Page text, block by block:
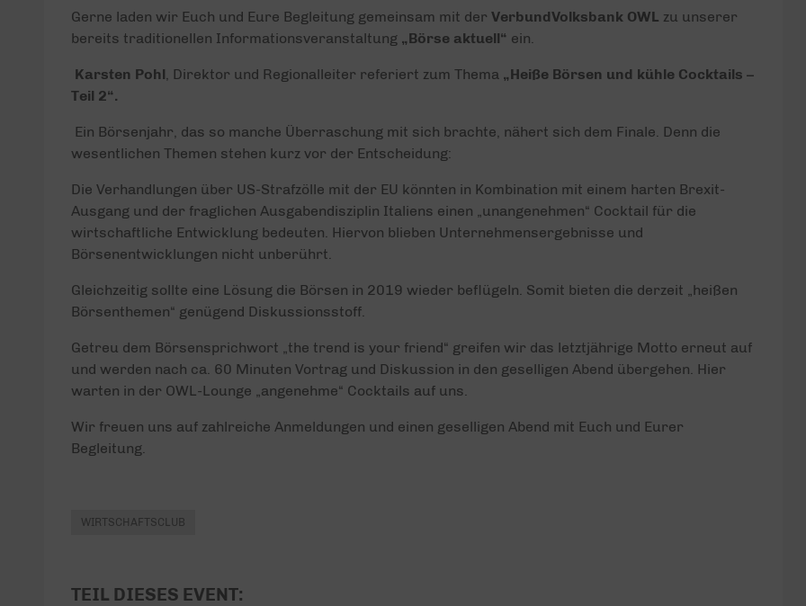
Gerne laden wir Euch und Eure Begleitung gemeinsam mit der VerbundVolksbank OWL zu unserer
bereits traditionellen Informationsveranstaltung „Börse aktuell“ ein.
Karsten Pohl, Direktor und Regionalleiter referiert zum Thema „Heiße Börsen und kühle Cocktails –
Teil 2“.
Ein Börsenjahr, das so manche Überraschung mit sich brachte, nähert sich dem Finale. Denn die
wesentlichen Themen stehen kurz vor der Entscheidung:
Die Verhandlungen über US-Strafzölle mit der EU könnten in Kombination mit einem harten Brexit-
Ausgang und der fraglichen Ausgabendisziplin Italiens einen „unangenehmen“ Cocktail für die
wirtschaftliche Entwicklung bedeuten. Hiervon blieben Unternehmensergebnisse und
Börsenentwicklungen nicht unberührt.
Gleichzeitig sollte eine Lösung die Börsen in 2019 wieder beflügeln. Somit bieten die derzeit „heißen
Börsenthemen“ genügend Diskussionsstoff.
Getreu dem Börsensprichwort „the trend is your friend“ greifen wir das letztjährige Motto erneut auf
und werden nach ca. 60 Minuten Vortrag und Diskussion in den geselligen Abend übergehen. Hier
warten in der OWL-Lounge „angenehme“ Cocktails auf uns.
Wir freuen uns auf zahlreiche Anmeldungen und einen geselligen Abend mit Euch und Eurer
Begleitung.
WIRTSCHAFTSCLUB
TEIL DIESES EVENT: